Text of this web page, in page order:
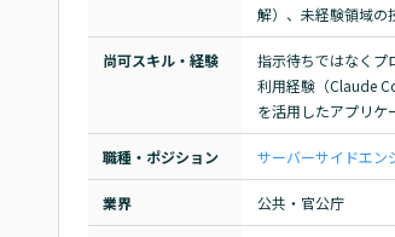
解）、未経験領域の
尚可スキル・経験
指示待ちではなくプ
利用経験（Claude
を活用したアプリケ
職種・ポジション サーバーサイドエン
業界 公共・官公庁